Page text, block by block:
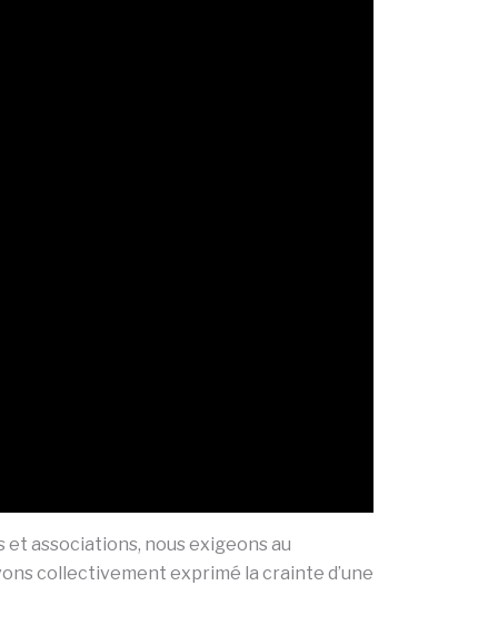
associations, nous exigeons au
collectivement exprimé la crainte d’une